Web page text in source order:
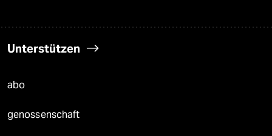
Unterstützen
abo
genossenschaft